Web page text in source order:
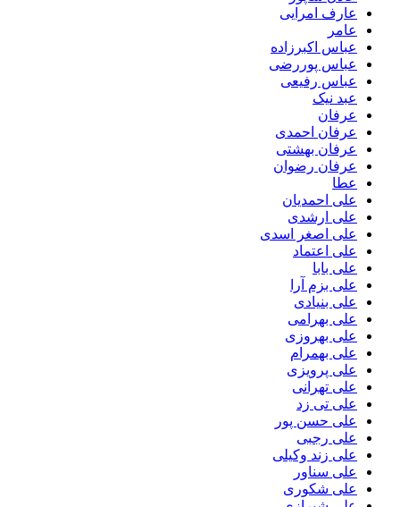
عارف امرایی
عامر
عباس اکبرزاده
عباس پوررضی
عباس رفیعی
عبد نیک
عرفان
عرفان احمدی
عرفان بهشتی
عرفان رضوان
عطا
علی احمدیان
علی ارشدی
علی اصغر اسدی
علی اعتماد
علی بابا
علی بزم آرا
علی بنیادی
علی بهرامی
علی بهروزی
علی بهمرام
علی پرویزی
علی تهرانی
علی تی زد
علی حسن پور
علی رجبی
علی زند وکیلی
علی سناور
علی شکوری